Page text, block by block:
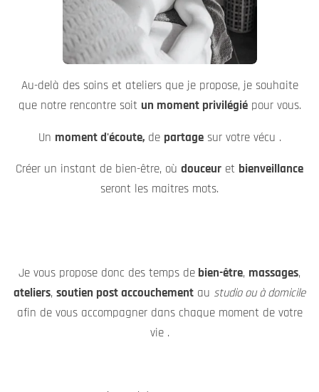
Les Massages
besoinsà chaque étape de votre vie et notamment durant
les périodes dematernitéetpost-partum.